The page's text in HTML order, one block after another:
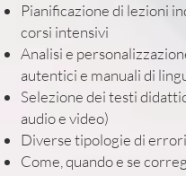
Pianificazione di lezioni
corsi intensivi
Analisi e
autentici e manuali di
Selezione dei testi
audio e video)
Diverse tipologie di
Come, quando e se